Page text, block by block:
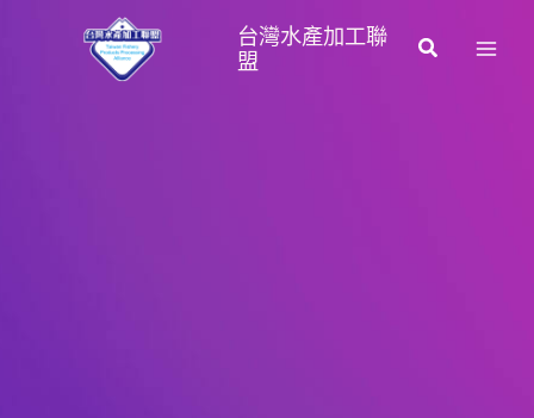
台灣水產加工聯
盟
搜